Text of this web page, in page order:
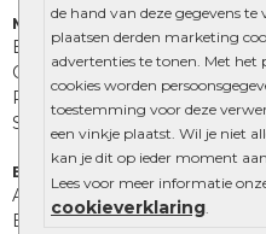
de hand van deze gegevens
plaatsen derden marketing
advertenties te tonen. Met
cookies worden
toestemming voor deze
een vinkje plaatst. Wil je niet
kan je dit op ieder moment
Lees voor meer informatie
cookieverklaring.
Muurelementen
Betonbielzen
Opsluitbanden
Palissades
Stapelblokken
Extra benodigdheden
Afwatering en diversen
Beplantings en